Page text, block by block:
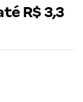
R$ 3,3